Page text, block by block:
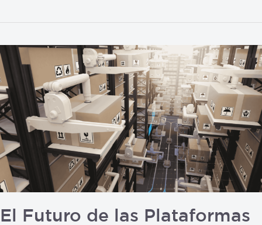
El Futuro de las Plataformas
El
Futuro
de
las
Plataformas
Logísticas:
Innovación
Ecológica
y
Sostenible
en